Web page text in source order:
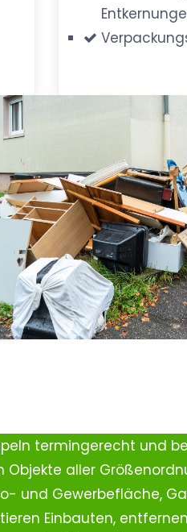
termingerecht und
Objekte aller
und Gewerbefläche,
Einbauten,